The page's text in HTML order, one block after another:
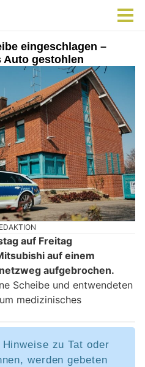
eingeschlagen –
Auto gestohlen
auf Freitag
auf einem
aufgebrochen.
Scheibe und entwendeten
medizinisches
zu Tat oder
werden gebeten